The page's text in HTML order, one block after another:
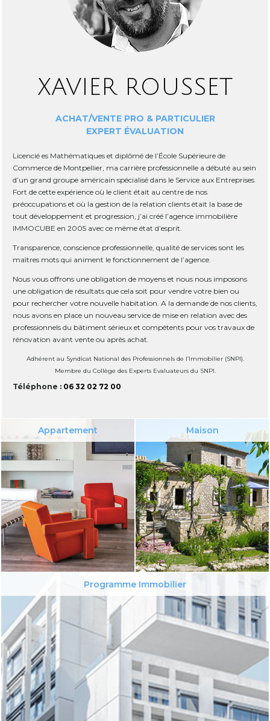
XAVIER ROUSSET
ACHAT/VENTE PRO & PARTICULIER
EXPERT ÉVALUATION
Licencié es Mathématiques et diplômé de l’École Supérieure de
Commerce de Montpellier, ma carrière professionnelle a débuté au sein
d’un grand groupe américain spécialisé dans le Service aux Entreprises.
Fort de cette expérience où le client était au centre de nos
préoccupations et où la gestion de la relation clients était la base de
tout développement et progression, j’ai créé l’agence immobilière
IMMOCUBE en 2005 avec ce même état d’esprit.
Transparence, conscience professionnelle, qualité de services sont les
maîtres mots qui animent le fonctionnement de l’agence.
Nous vous offrons une obligation de moyens et nous nous imposons
une obligation de résultats que cela soit pour vendre votre bien ou
pour rechercher votre nouvelle habitation. A la demande de nos clients,
nous avons en place un nouveau service de mise en relation avec des
professionnels du bâtiment sérieux et compétents pour vos travaux de
rénovation avant vente ou après achat.
Adhérent au Syndicat National des Professionnels de l’Immobilier (SNPI).
Membre du Collège des Experts Evaluateurs du SNPI.
Téléphone : 06 32 02 72 00
Appartement Maison
Programme Immobilier